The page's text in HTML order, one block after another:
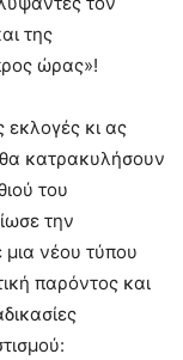
της
ώρας»!
εκλογές κι ας
κατρακυλήσουν
του
την
νέου τύπου
παρόντος και